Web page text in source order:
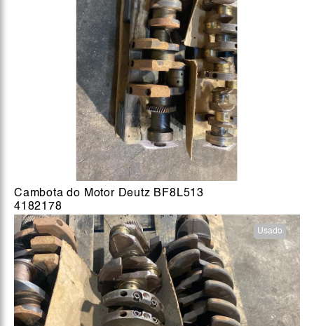
Cambota do Motor Deutz BF8L513
4182178
Usado